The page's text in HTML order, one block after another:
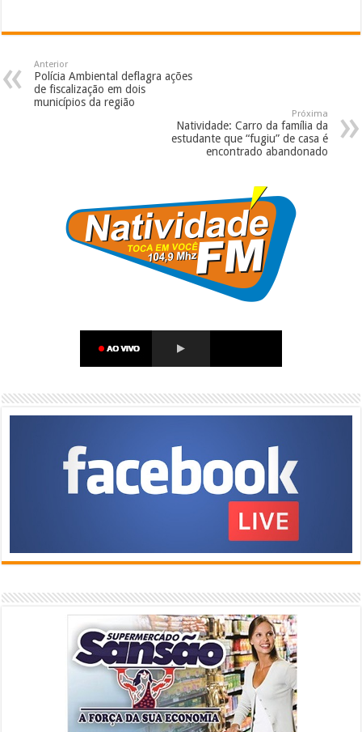
Anterior
Polícia Ambiental deflagra ações
de fiscalização em dois
municípios da região
Próxima
Natividade: Carro da família da
estudante que “fugiu” de casa é
encontrado abandonado